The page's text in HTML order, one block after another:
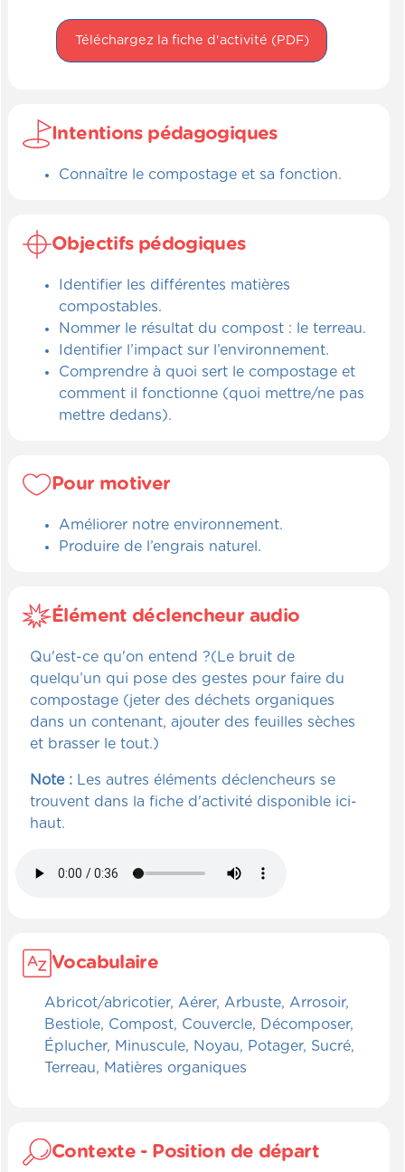
Téléchargez la fiche d'activité (PDF)
Intentions pédagogiques
Connaître le compostage et sa fonction.
Objectifs pédogiques
Identifier les différentes matières
compostables.
Nommer le résultat du compost : le terreau.
Identifier l’impact sur l’environnement.
Comprendre à quoi sert le compostage et
comment il fonctionne (quoi mettre/ne pas
mettre dedans).
Pour motiver
Améliorer notre environnement.
Produire de l’engrais naturel.
Élément déclencheur audio
Qu'est-ce qu'on entend ?(Le bruit de
quelqu’un qui pose des gestes pour faire du
compostage (jeter des déchets organiques
dans un contenant, ajouter des feuilles sèches
et brasser le tout.)
Note : Les autres éléments déclencheurs se
trouvent dans la fiche d'activité disponible ici-
haut.
Vocabulaire
Abricot/abricotier, Aérer, Arbuste, Arrosoir,
Bestiole, Compost, Couvercle, Décomposer,
Éplucher, Minuscule, Noyau, Potager, Sucré,
Terreau, Matières organiques
Contexte - Position de départ